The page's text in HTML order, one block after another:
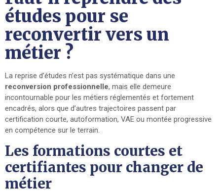
études pour se
reconvertir vers un
métier ?
La reprise d’études n’est pas systématique dans une
reconversion professionnelle, mais elle demeure
incontournable pour les métiers réglementés et fortement
encadrés, alors que d’autres trajectoires passent par
certification courte, autoformation, VAE ou montée progressive
en compétence sur le terrain.
Les formations courtes et
certifiantes pour changer de
métier